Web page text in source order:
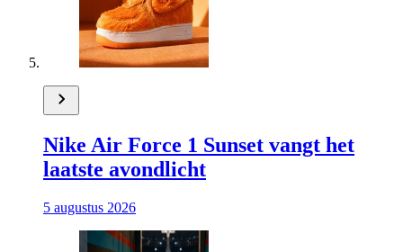
Nike Air Force 1 Sunset vangt het
laatste avondlicht
5 augustus 2026